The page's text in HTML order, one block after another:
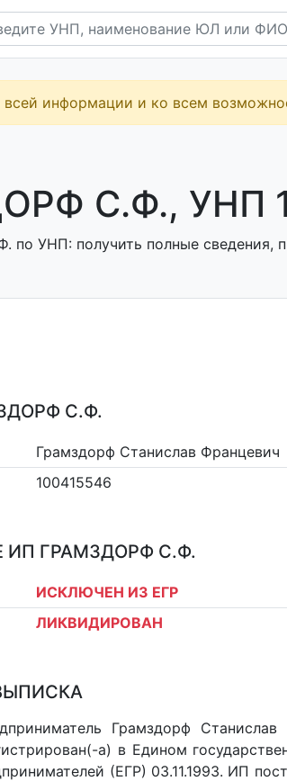
всей информации и ко всем
С.Ф., УНП
УНП: получить полные сведения,
С.Ф.
Грамздорф Станислав Францевич
100415546
ИП ГРАМЗДОРФ С.Ф.
ИСКЛЮЧЕН ИЗ ЕГР
ЛИКВИДИРОВАН
Грамздорф
а) в Едином
(ЕГР) 03.11.1993. ИП